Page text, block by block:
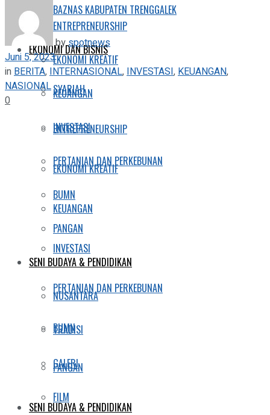
ENTREPRENEURSHIP
EKONOMI KREATIF
KEUANGAN
INVESTASI
PERTANIAN DAN PERKEBUNAN
BUMN
PANGAN
SENI BUDAYA & PENDIDIKAN
NUSANTARA
TRADISI
GALERI
FILM
BAZNAS KABUPATEN TRENGGALEK
EKONOMI DAN BISNIS
SYARIAH
ENTREPRENEURSHIP
EKONOMI KREATIF
KEUANGAN
INVESTASI
PERTANIAN DAN PERKEBUNAN
BUMN
PANGAN
SENI BUDAYA & PENDIDIKAN
byspotnews
Juni 5, 2023
in BERITA, INTERNASIONAL, INVESTASI, KEUANGAN,
NASIONAL
0